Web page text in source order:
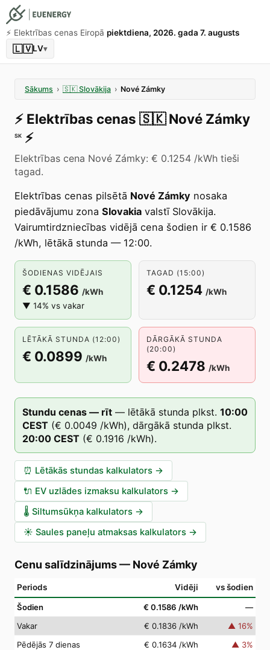
⚡️ Elektrības cenas Eiropā piektdiena, 2026. gada 7. augusts
🇱🇻LV▾
Sākums › 🇸🇰 Slovākija › Nové Zámky
⚡️ Elektrības cenas 🇸🇰 Nové Zámky
SK ⚡️
Elektrības cena Nové Zámky: € 0.1254 /kWh tieši
tagad.
Elektrības cenas pilsētā Nové Zámky nosaka
piedāvājumu zona Slovakia valstī Slovākija.
Vairumtirdzniecības vidējā cena šodien ir € 0.1586
/kWh, lētākā stunda — 12:00.
ŠODIENAS VIDĒJAIS
€ 0.1586 /kWh
▼ 14% vs vakar
TAGAD (15:00)
€ 0.1254 /kWh
LĒTĀKĀ STUNDA (12:00)
€ 0.0899 /kWh
DĀRGĀKĀ STUNDA
(20:00)
€ 0.2478 /kWh
Stundu cenas — rīt — lētākā stunda plkst. 10:00
CEST (€ 0.0049 /kWh), dārgākā stunda plkst.
20:00 CEST (€ 0.1916 /kWh).
⏰ Lētākās stundas kalkulators →
🔌 EV uzlādes izmaksu kalkulators →
🌡️ Siltumsūkņa kalkulators →
☀️ Saules paneļu atmaksas kalkulators →
Cenu salīdzinājums— Nové Zámky
Periods Vidēji vs šodien
Šodien € 0.1586 /kWh
—
Vakar
€ 0.1836 /kWh ▲ 16%
Pēdējās 7 dienas
€ 0.1634 /kWh ▲ 3%